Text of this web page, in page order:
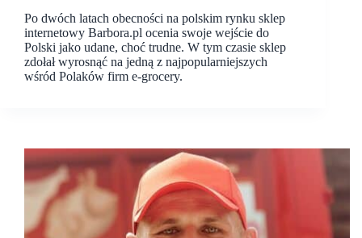
Po dwóch latach obecności na polskim rynku sklep
internetowy Barbora.pl ocenia swoje wejście do
Polski jako udane, choć trudne. W tym czasie sklep
zdołał wyrosnąć na jedną z najpopularniejszych
wśród Polaków firm e-grocery.